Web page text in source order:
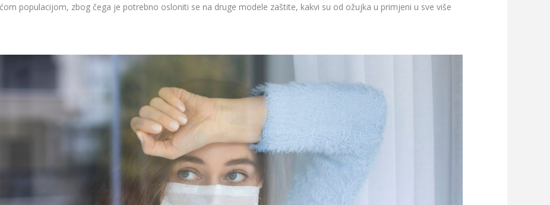
populacijom, zbog čega je potrebno osloniti se na druge modele zaštite, kakvi su od ožujka u primjeni u sve više